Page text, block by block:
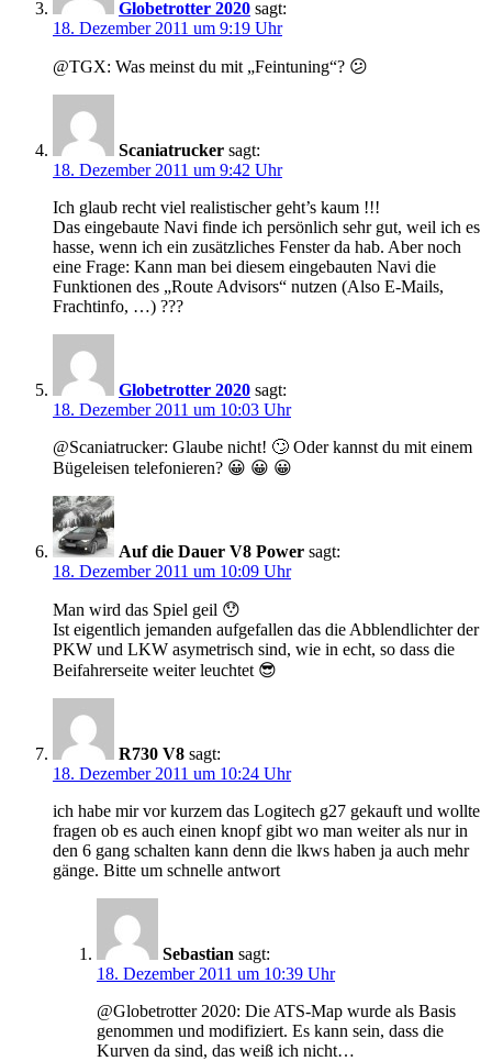
Globetrotter 2020 sagt:
18. Dezember 2011 um 9:19 Uhr
@TGX: Was meinst du mit „Feintuning“? 😕
Scaniatrucker sagt:
18. Dezember 2011 um 9:42 Uhr
Ich glaub recht viel realistischer geht’s kaum !!!
Das eingebaute Navi finde ich persönlich sehr gut, weil ich es
hasse, wenn ich ein zusätzliches Fenster da hab. Aber noch
eine Frage: Kann man bei diesem eingebauten Navi die
Funktionen des „Route Advisors“ nutzen (Also E-Mails,
Frachtinfo, …) ???
Globetrotter 2020 sagt:
18. Dezember 2011 um 10:03 Uhr
@Scaniatrucker: Glaube nicht! 🙄 Oder kannst du mit einem
Bügeleisen telefonieren? 😀 😀 😀
Auf die Dauer V8 Power sagt:
18. Dezember 2011 um 10:09 Uhr
Man wird das Spiel geil 😯
Ist eigentlich jemanden aufgefallen das die Abblendlichter der
PKW und LKW asymetrisch sind, wie in echt, so dass die
Beifahrerseite weiter leuchtet 😎
R730 V8 sagt:
18. Dezember 2011 um 10:24 Uhr
ich habe mir vor kurzem das Logitech g27 gekauft und wollte
fragen ob es auch einen knopf gibt wo man weiter als nur in
den 6 gang schalten kann denn die lkws haben ja auch mehr
gänge. Bitte um schnelle antwort
Sebastian sagt:
18. Dezember 2011 um 10:39 Uhr
@Globetrotter 2020: Die ATS-Map wurde als Basis
genommen und modifiziert. Es kann sein, dass die
Kurven da sind, das weiß ich nicht…